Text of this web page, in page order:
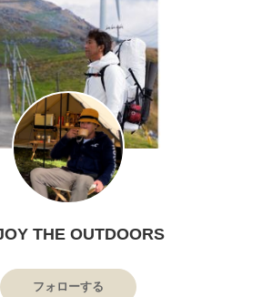
THE OUTDOORS
フォローする